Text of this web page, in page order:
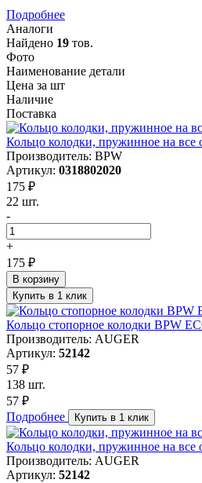
Подробнее
Аналоги
Найдено 19 тов.
Фото
Наименование детали
Цена за шт
Наличие
Поставка
Кольцо колодки, пружинное на все
Производитель: BPW
Артикул: 0318802020
175 ₽
22 шт.
-
+
175 ₽
В корзину
Купить в 1 клик
Кольцо стопорное колодки BPW
Производитель: AUGER
Артикул: 52142
57 ₽
138 шт.
57 ₽
Подробнее
Купить в 1 клик
Кольцо колодки, пружинное на все
Производитель: AUGER
Артикул: 52142